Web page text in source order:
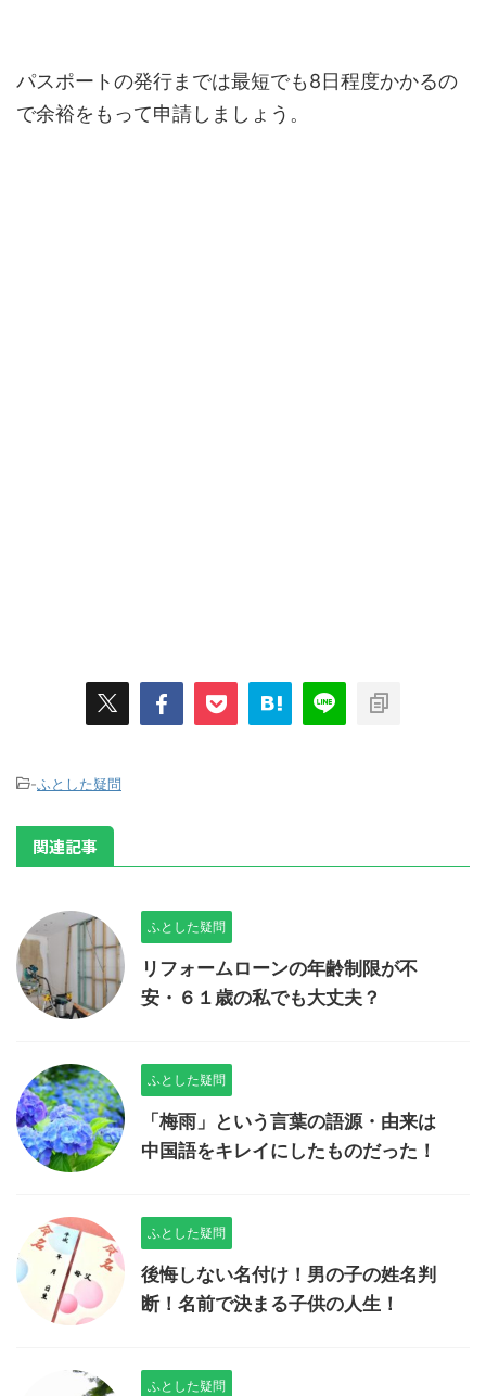
パスポートの発行までは最短でも8日程度かかるの
で余裕をもって申請しましょう。
-ふとした疑問
関連記事
ふとした疑問
リフォームローンの年齢制限が不
安・６１歳の私でも大丈夫？
ふとした疑問
「梅雨」という言葉の語源・由来は
中国語をキレイにしたものだった！
ふとした疑問
後悔しない名付け！男の子の姓名判
断！名前で決まる子供の人生！
ふとした疑問